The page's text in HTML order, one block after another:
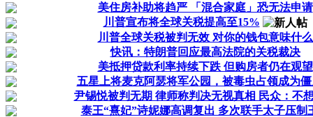
美住房补助将趋严 「混合家庭」恐无法申请
川普宣布将全球关税提高至15%
川普全球关税被判无效 对你的钱包意味什么
快讯：特朗普回应最高法院的关税裁决
美抵押贷款利率持续下跌 但购房者仍在观望
五星上将麦克阿瑟将军公园，被毒虫占领成为
尹锡悦被判无期 律师称判决无视真相 民众：不
泰王“熹妃”诗妮娜高调复出 多次联手太子压制